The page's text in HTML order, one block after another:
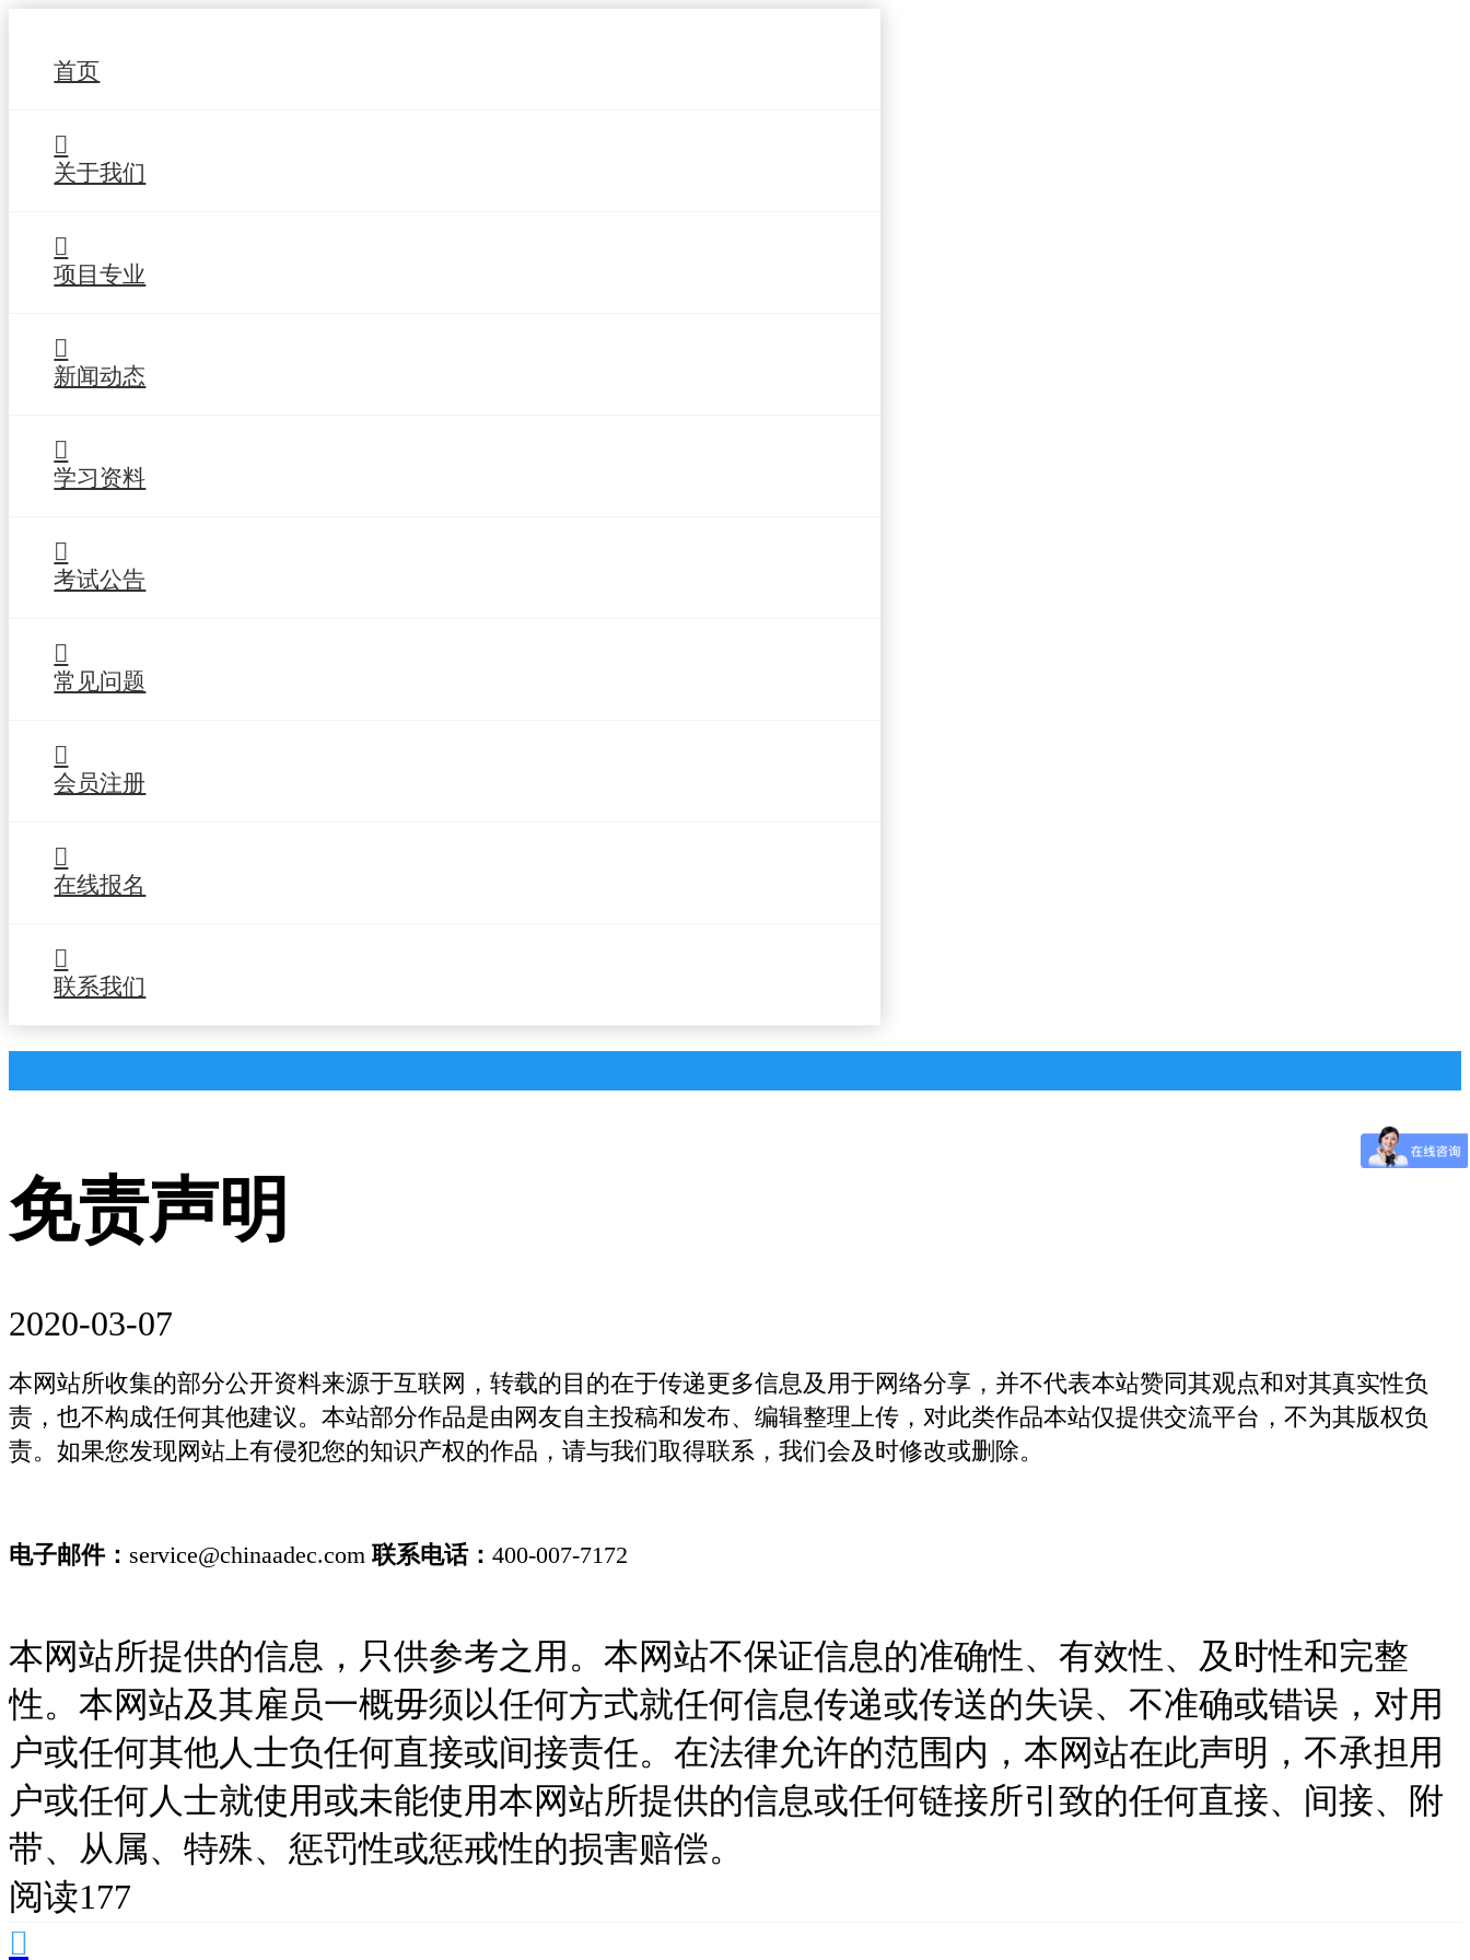
首页
关于我们
项目专业
新闻动态
学习资料
考试公告
常见问题
会员注册
在线报名
联系我们
免责声明
2020-03-07
本网站所收集的部分公开资料来源于互联网，转载的目的在于传递更多信息及用于网络分享，并不代表本站赞同其观点和对其真实性负
责，也不构成任何其他建议。本站部分作品是由网友自主投稿和发布、编辑整理上传，对此类作品本站仅提供交流平台，不为其版权负
责。如果您发现网站上有侵犯您的知识产权的作品，请与我们取得联系，我们会及时修改或删除。
电子邮件： service@chinaadec.com联系电话： 400-007-7172
本网站所提供的信息，只供参考之用。本网站不保证信息的准确性、有效性、及时性和完整
性。本网站及其雇员一概毋须以任何方式就任何信息传递或传送的失误、不准确或错误，对用
户或任何其他人士负任何直接或间接责任。在法律允许的范围内，本网站在此声明，不承担用
户或任何人士就使用或未能使用本网站所提供的信息或任何链接所引致的任何直接、间接、附
带、从属、特殊、惩罚性或惩戒性的损害赔偿。
阅读177